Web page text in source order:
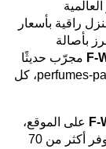
راقية بأسعار
بأصالة
F- مجرّب حديثًا
ومحدّث لعام 2026. وبحسب الموقع perfumes-palace.com، كل
F- على الموقع،
ونجح في تطبيق 30% على بخور فاخر، مما وفر أكثر من 70